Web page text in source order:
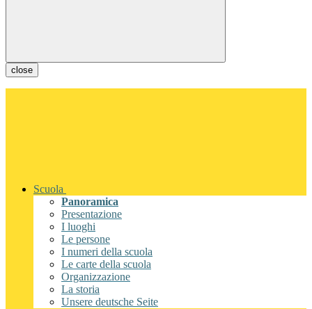
close
Scuola
Panoramica
Presentazione
I luoghi
Le persone
I numeri della scuola
Le carte della scuola
Organizzazione
La storia
Unsere deutsche Seite